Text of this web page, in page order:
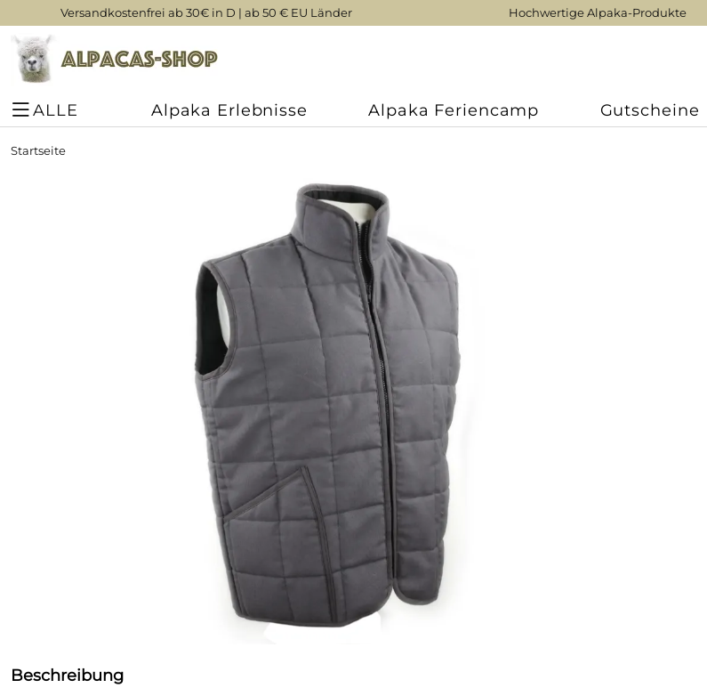
Versandkostenfrei ab 30€ in D | ab 50 € EU Länder Hochwertige Alpaka-Produkte
ALLE Alpaka Erlebnisse Alpaka Feriencamp Gutscheine
Startseite
Beschreibung